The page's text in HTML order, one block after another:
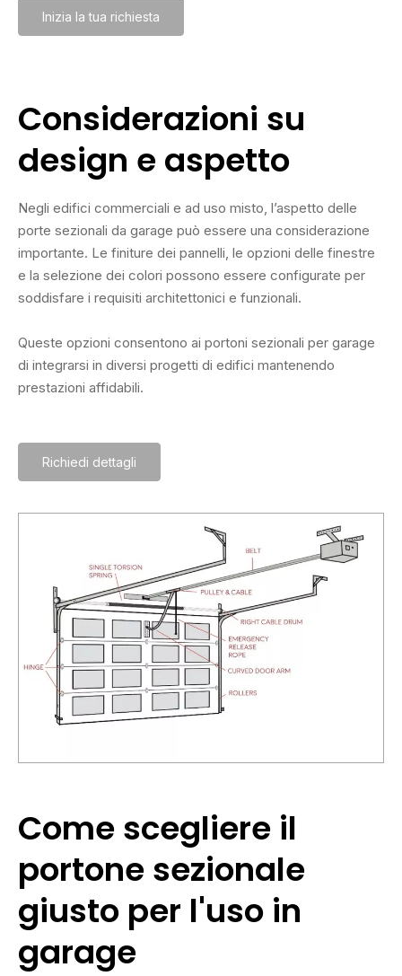
Inizia la tua richiesta
Considerazioni su
design e aspetto
Negli edifici commerciali e ad uso misto, l’aspetto delle
porte sezionali da garage può essere una considerazione
importante. Le finiture dei pannelli, le opzioni delle finestre
e la selezione dei colori possono essere configurate per
soddisfare i requisiti architettonici e funzionali.
Queste opzioni consentono ai portoni sezionali per garage
di integrarsi in diversi progetti di edifici mantenendo
prestazioni affidabili.
Richiedi dettagli
Come scegliere il
portone sezionale
giusto per l'uso in
garage